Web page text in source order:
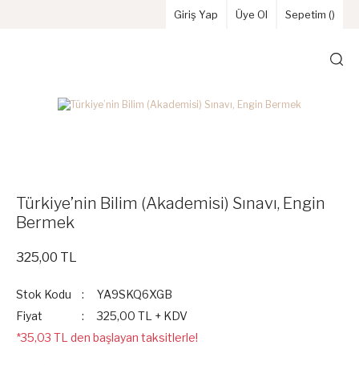
Giriş Yap Üye Ol Sepetim ()
Türkiye’nin Bilim (Akademisi) Sınavı, Engin
Bermek
325,00 TL
Stok Kodu
YA9SKQ6XGB
Fiyat
325,00 TL + KDV
*35,03 TL den başlayan taksitlerle!